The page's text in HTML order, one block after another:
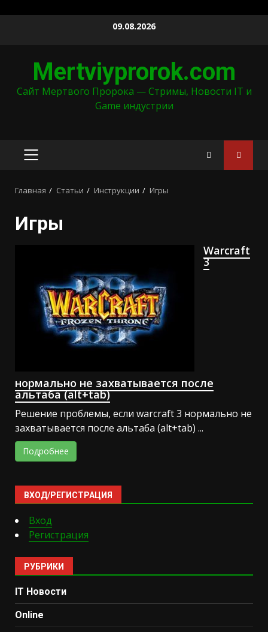
09.08.2026
Mertviyprorok.com
Сайт Мертвого Пророка — Стримы, Новости IT и
Game индустрии
ОСНОВНОЕ
Главная Статьи Инструкции Игры
Игры
Warcraft
3
нормально не захватывается после
альтаба (alt+tab)
Решение проблемы, если warcraft 3 нормально не
захватывается после альтаба (alt+tab) ...
Подробнее
ВХОД/РЕГИСТРАЦИЯ
Вход
Регистрация
РУБРИКИ
IT Новости
Online